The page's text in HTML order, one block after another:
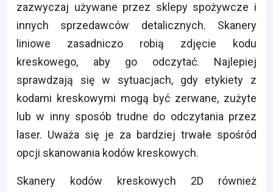
zazwyczaj używane przez sklepy spożywcze i
innych sprzedawców detalicznych. Skanery
liniowe zasadniczo robią zdjęcie kodu
kreskowego, aby go odczytać. Najlepiej
sprawdzają się w sytuacjach, gdy etykiety z
kodami kreskowymi mogą być zerwane, zużyte
lub w inny sposób trudne do odczytania przez
laser. Uważa się je za bardziej trwałe spośród
opcji skanowania kodów kreskowych.
Skanery kodów kreskowych 2D również